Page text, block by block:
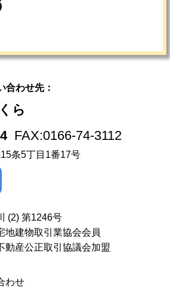
合わせ先：
ら
FAX:0166-74-3112
条5丁目1番17号
(2) 第1246号
地建物取引業協会会員
動産公正取引協議会加盟
わせ